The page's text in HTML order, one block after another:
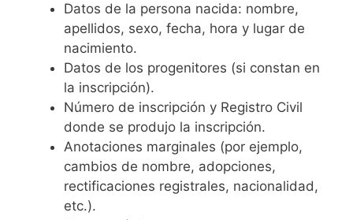
Datos de la persona nacida: nombre,
apellidos, sexo, fecha, hora y lugar de
nacimiento.
Datos de los progenitores (si constan en
la inscripción).
Número de inscripción y Registro Civil
donde se produjo la inscripción.
Anotaciones marginales (por ejemplo,
cambios de nombre, adopciones,
rectificaciones registrales, nacionalidad,
etc.).